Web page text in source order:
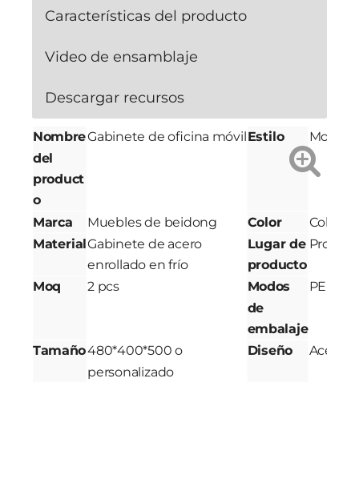
Características del producto
Video de ensamblaje
Descargar recursos
Nombre
del
product
o
Gabinete de oficina móvil Estilo
Marca Muebles de beidong Color
Color
MaterialGabinete de acero
enrollado en frío
Lugar de
producto
Moq 2 pcs
Modos
de
embalaje
PE
Tamaño480*400*500 o
personalizado
Diseño